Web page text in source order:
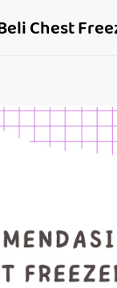
Chest